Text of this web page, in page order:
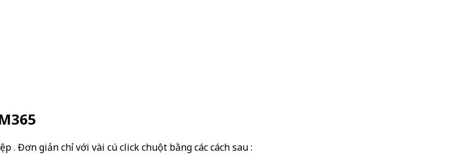
. Đơn giản chỉ với vài cú click chuột bằng các cách sau :